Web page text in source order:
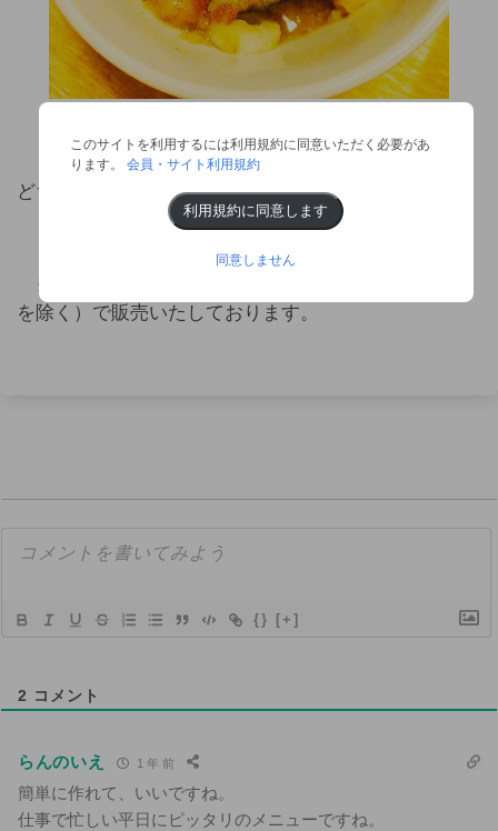
どちらもパパッと作れるおつまみです！
※「わさび粗おろし」は久世福商店店舗（一部店舗
を除く）で販売いたしております。
{} [+]
2 コメント
らんのいえ 1 年 前
簡単に作れて、いいですね。
仕事で忙しい平日にピッタリのメニューですね。
このサイトを利用するには利用規約に同意いただく必要があ
ります。会員・サイト利用規約
利用規約に同意します
同意しません